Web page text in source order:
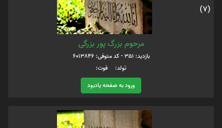
(7)
مرحوم بزرگ پور بزرگی
بازدید: 351 - کد متوفی: 6013846
تولد: فوت:
ورود به صفحه یادبود